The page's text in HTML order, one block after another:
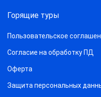
Горящие туры
Пользовательское
Согласие на обработку ПД
Оферта
Защитa персональных